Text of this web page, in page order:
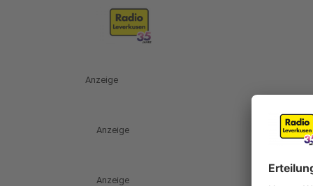
Anzeige
Anzeige
Anzeige